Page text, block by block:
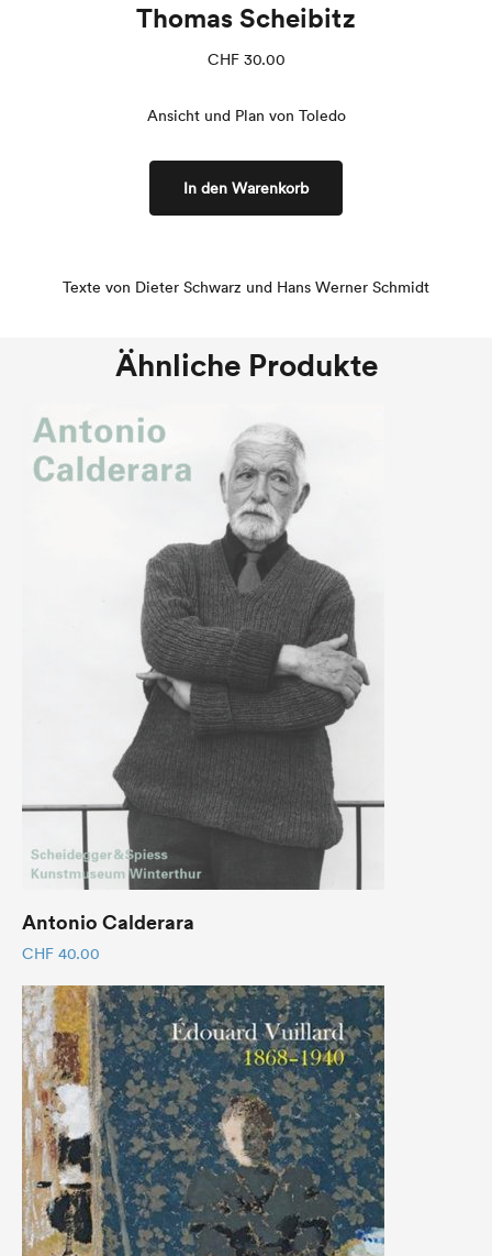
Thomas Scheibitz
CHF30.00
Ansicht und Plan von Toledo
In den Warenkorb
Texte von Dieter Schwarz und Hans Werner Schmidt
Ähnliche Produkte
Antonio Calderara
CHF 40.00